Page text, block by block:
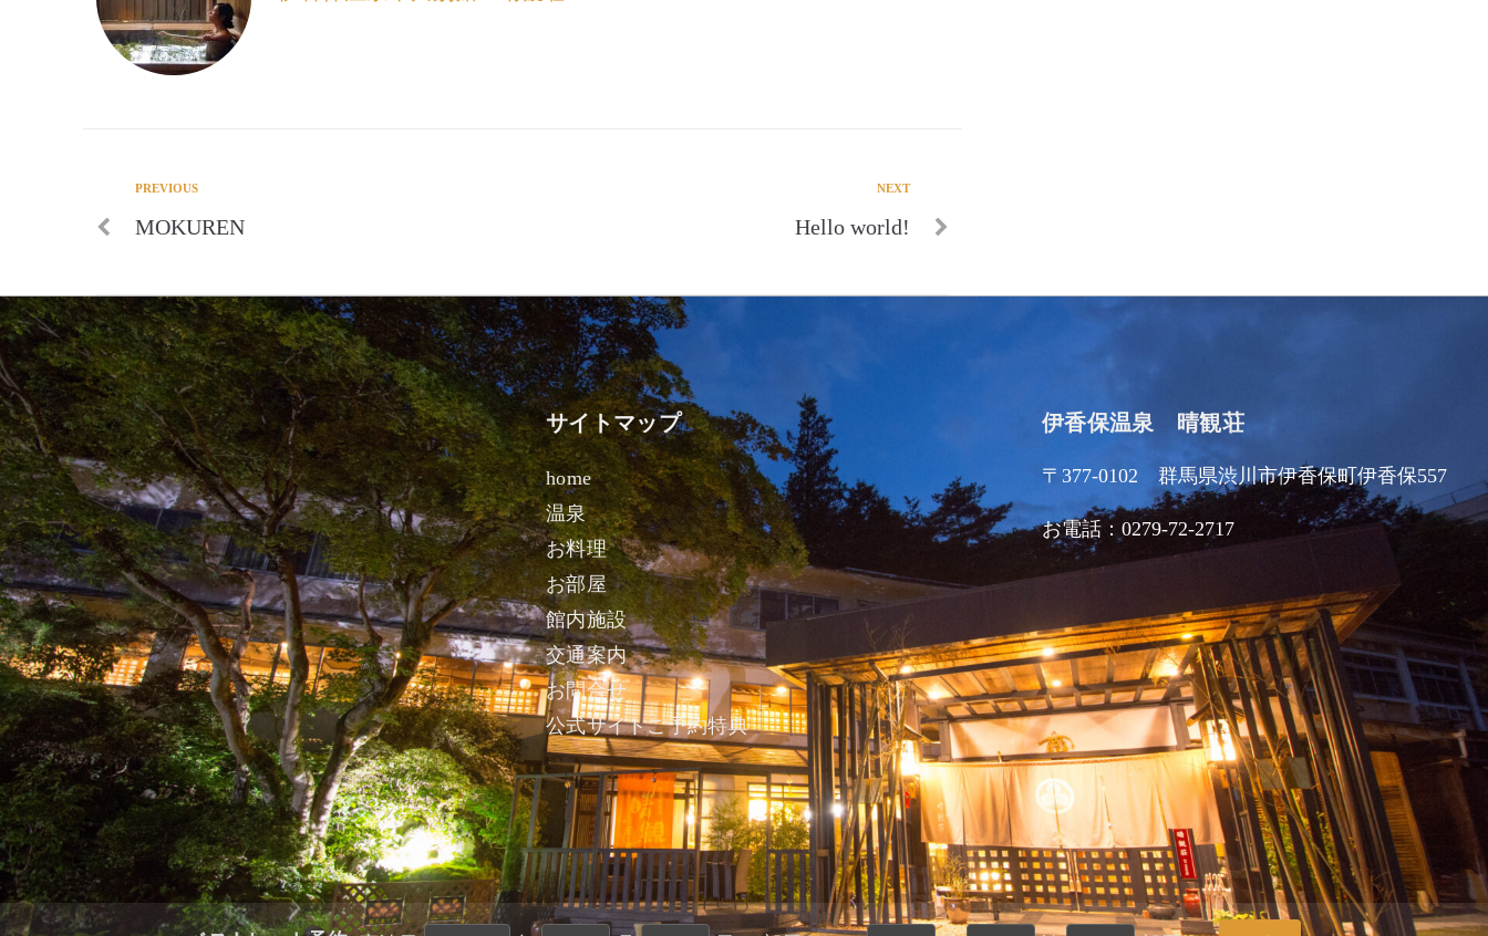
PREVIOUS
MOKUREN
NEXT
Hello world!
サイトマップ
home
温泉
お料理
お部屋
館内施設
交通案内
お問合せ
公式サイトご予約特典
伊香保温泉 晴観荘
〒377-0102 群馬県渋川市伊香保町伊香保557
お電話：0279-72-2717